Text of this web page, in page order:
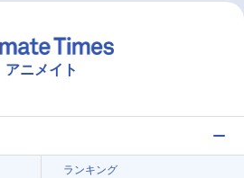
アニメイト
ランキング